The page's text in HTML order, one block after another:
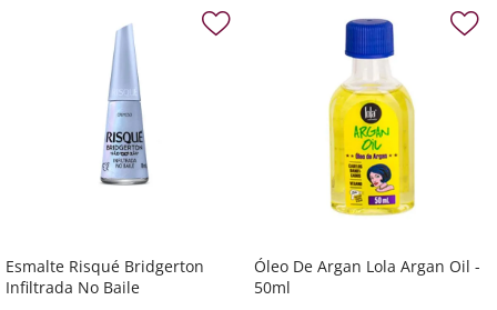
Esmalte Risqué Bridgerton
Infiltrada No Baile
Óleo De Argan Lola Argan Oil -
50ml